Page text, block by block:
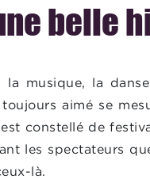
belle
musique, la
aimé se
constellé de
les spectateurs
là.